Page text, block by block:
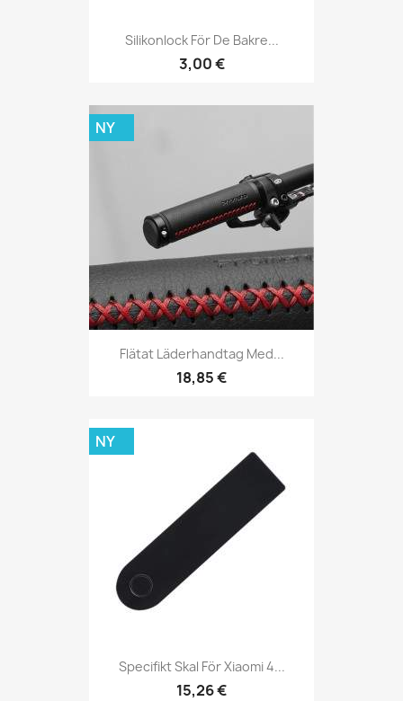
Silikonlock För De Bakre...
3,00 €
Flätat Läderhandtag Med...
18,85 €
NY
Specifikt Skal För Xiaomi 4...
15,26 €
NY